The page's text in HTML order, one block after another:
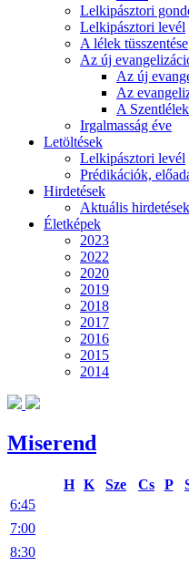
Lelkipásztori
Lelkipásztori levél
A lélek tüsszentése
Az új
Az új
Az
A
Irgalmasság éve
Letöltések
Lelkipásztori levél
Prédikációk,
Hirdetések
Aktuális hirdetések
Életképek
2023
2022
2020
2019
2018
2017
2016
2015
2014
Miserend
H K Sze Cs P
6:45
7:00
8:30